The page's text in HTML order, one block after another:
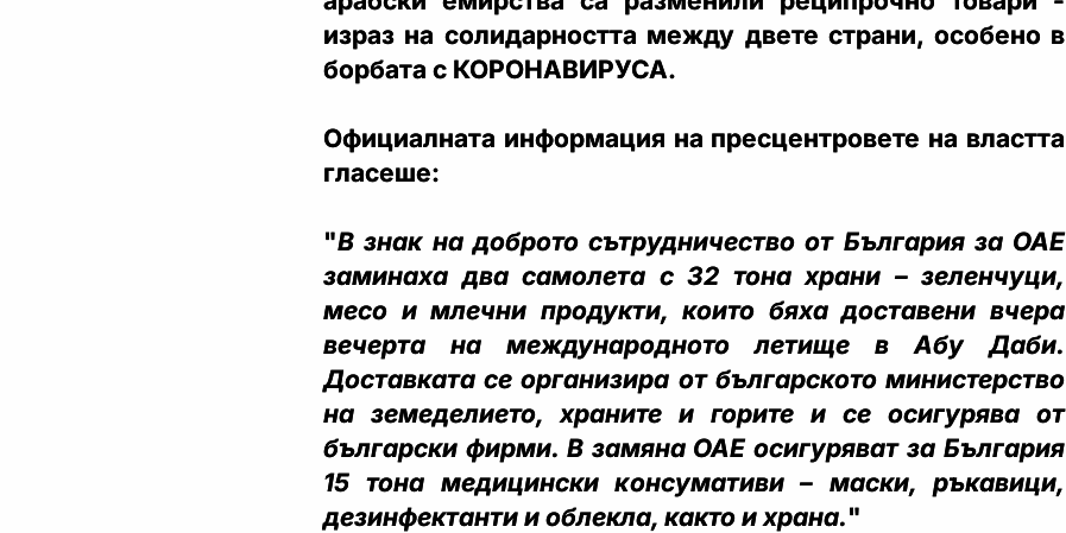
израз на солидарността между двете страни, особено в
борбата с КОРОНАВИРУСА.
Официалната информация на пресцентровете на властта
гласеше:
"В знак на доброто сътрудничество от България за ОАЕ
заминаха два самолета с 32 тона храни – зеленчуци,
месо и млечни продукти, които бяха доставени вчера
вечерта на международното летище в Абу Даби.
Доставката се организира от българското министерство
на земеделието, храните и горите и се осигурява от
български фирми. В замяна ОАЕ осигуряват за България
15 тона медицински консумативи – маски, ръкавици,
дезинфектанти и облекла, както и храна."